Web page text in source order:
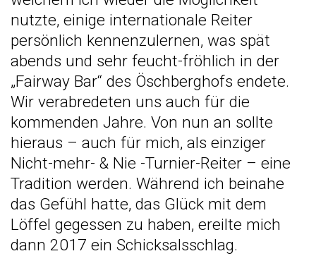
nutzte, einige internationale Reiter
persönlich kennenzulernen, was spät
abends und sehr feucht-fröhlich in der
„Fairway Bar“ des Öschberghofs endete.
Wir verabredeten uns auch für die
kommenden Jahre. Von nun an sollte
hieraus – auch für mich, als einziger
Nicht-mehr- & Nie -Turnier-Reiter – eine
Tradition werden. Während ich beinahe
das Gefühl hatte, das Glück mit dem
Löffel gegessen zu haben, ereilte mich
dann 2017 ein Schicksalsschlag.